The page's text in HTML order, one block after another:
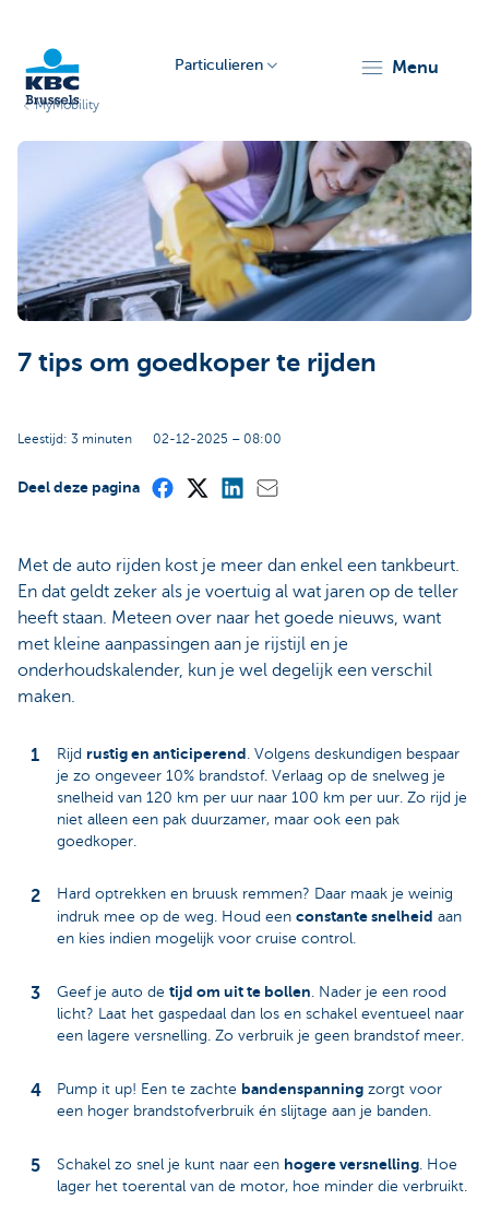
Brussels
Particulieren menu
MyMobility
7 tips om goedkoper te rijden
Leestijd: 3 minuten 02-12-2025 – 08:00
Deel deze pagina
Met de auto rijden kost je meer dan enkel een tankbeurt.
En dat geldt zeker als je voertuig al wat jaren op de teller
heeft staan. Meteen over naar het goede nieuws, want
met kleine aanpassingen aan je rijstijl en je
onderhoudskalender, kun je wel degelijk een verschil
maken.
Rijd rustig en anticiperend. Volgens deskundigen bespaar
je zo ongeveer 10% brandstof. Verlaag op de snelweg je
snelheid van 120 km per uur naar 100 km per uur. Zo rijd je
niet alleen een pak duurzamer, maar ook een pak
goedkoper.
Hard optrekken en bruusk remmen? Daar maak je weinig
indruk mee op de weg. Houd een constante snelheid aan
en kies indien mogelijk voor cruise control.
Geef je auto de tijd om uit te bollen. Nader je een rood
licht? Laat het gaspedaal dan los en schakel eventueel naar
een lagere versnelling. Zo verbruik je geen brandstof meer.
Pump it up! Een te zachte bandenspanning zorgt voor
een hoger brandstofverbruik én slijtage aan je banden.
Schakel zo snel je kunt naar een hogere versnelling. Hoe
lager het toerental van de motor, hoe minder die verbruikt.